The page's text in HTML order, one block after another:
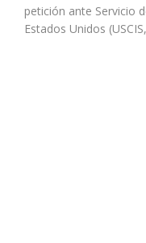
petición ante Servicio
Estados Unidos